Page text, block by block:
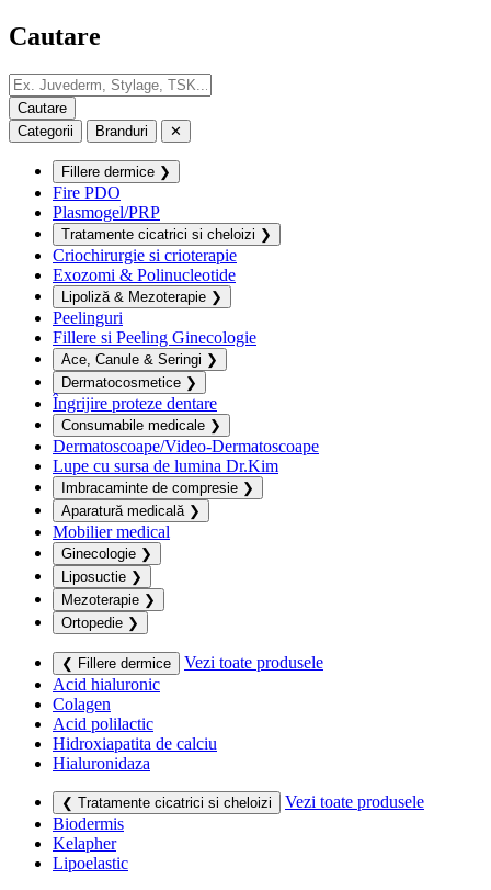
Cautare
Categorii Branduri ✕
Fillere dermice ❯
Fire PDO
Plasmogel/PRP
Tratamente cicatrici si cheloizi ❯
Criochirurgie si crioterapie
Exozomi & Polinucleotide
Lipoliză & Mezoterapie ❯
Peelinguri
Fillere si Peeling Ginecologie
Ace, Canule & Seringi ❯
Dermatocosmetice ❯
Îngrijire proteze dentare
Consumabile medicale ❯
Dermatoscoape/Video-Dermatoscoape
Lupe cu sursa de lumina Dr.Kim
Imbracaminte de compresie ❯
Aparatură medicală ❯
Mobilier medical
Ginecologie ❯
Liposuctie ❯
Mezoterapie ❯
Ortopedie ❯
❮ Fillere dermice
Vezi toate produsele
Acid hialuronic
Colagen
Acid polilactic
Hidroxiapatita de calciu
Hialuronidaza
❮ Tratamente cicatrici si cheloizi
Vezi toate produsele
Biodermis
Kelapher
Lipoelastic